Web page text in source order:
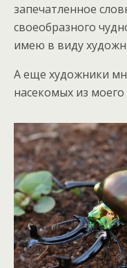
запечатленное
своеобразного
имею в виду
А еще художники
насекомых из